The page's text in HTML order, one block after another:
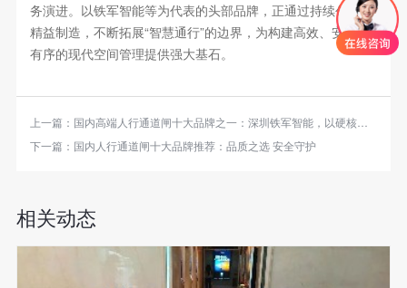
务演进。以铁军智能等为代表的头部品牌，正通过持续创新与
精益制造，不断拓展“智慧通行”的边界，为构建高效、安全、
有序的现代空间管理提供强大基石。
上一篇： 国内高端人行通道闸十大品牌之一：深圳铁军智能，以硬核实力领航智慧通行
下一篇： 国内人行通道闸十大品牌推荐：品质之选 安全守护
相关动态